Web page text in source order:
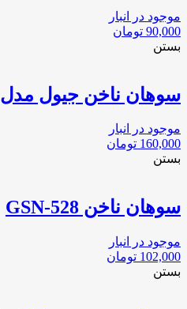
موجود در انبار
90,000 تومان
بستن
سوهان ناخن جیول مدل GSN-518
موجود در انبار
160,000 تومان
بستن
سوهان ناخن GSN-528
موجود در انبار
102,000 تومان
بستن